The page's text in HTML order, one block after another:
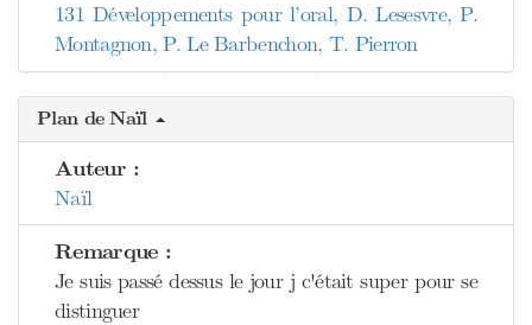
131 Développements pour l’oral, D. Lesesvre, P.
Montagnon, P. Le Barbenchon, T. Pierron
Plan de Naïl
Auteur :
Naïl
Remarque :
Je suis passé dessus le jour j c'était super pour se
distinguer